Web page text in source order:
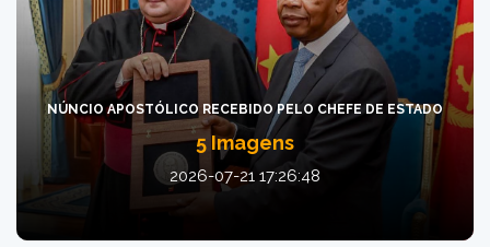
NÚNCIO APOSTÓLICO RECEBIDO PELO CHEFE DE ESTADO
5 Imagens
2026-07-21 17:26:48